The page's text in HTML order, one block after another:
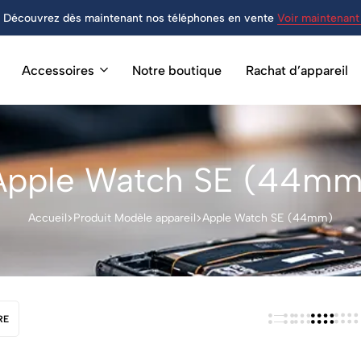
Découvrez dès maintenant nos téléphones en vente Voir maintenant
Accessoires Notre boutique Rachat d’appareil
Watch SE
Accueil Produit Modèle appareil Apple Watch SE (44mm)